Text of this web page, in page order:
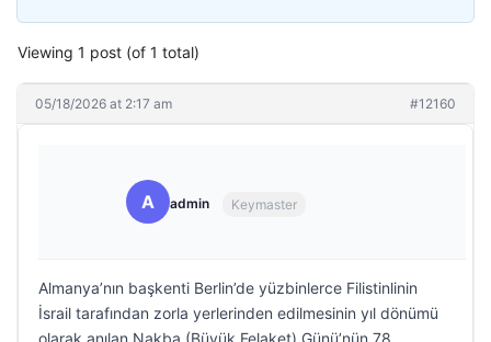
Viewing 1 post (of 1 total)
05/18/2026 at 2:17 am #12160
A admin Keymaster
Almanya’nın başkenti Berlin’de yüzbinlerce Filistinlinin
İsrail tarafından zorla yerlerinden edilmesinin yıl dönümü
olarak anılan Nakba (Büyük Felaket) Günü’nün 78.